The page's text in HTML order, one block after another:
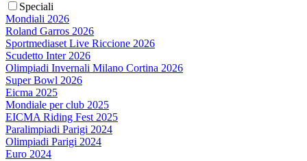
Speciali
Mondiali 2026
Roland Garros 2026
Sportmediaset Live Riccione 2026
Scudetto Inter 2026
Olimpiadi Invernali Milano Cortina 2026
Super Bowl 2026
Eicma 2025
Mondiale per club 2025
EICMA Riding Fest 2025
Paralimpiadi Parigi 2024
Olimpiadi Parigi 2024
Euro 2024